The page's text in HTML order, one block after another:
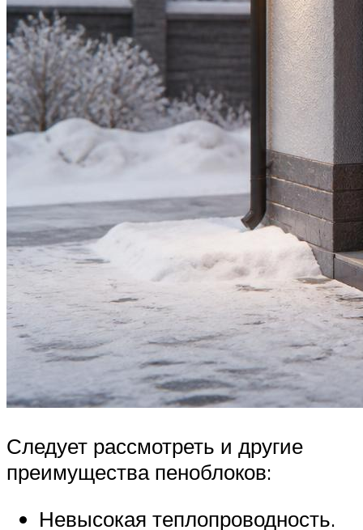
Следует рассмотреть и другие
преимущества пеноблоков:
Невысокая теплопроводность.